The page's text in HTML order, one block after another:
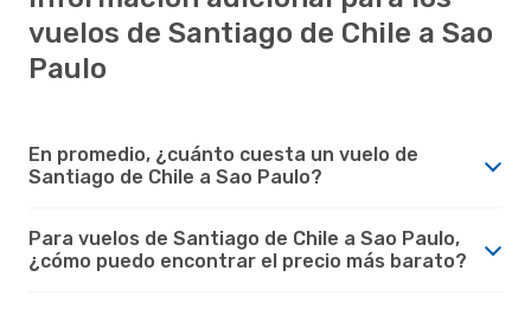
vuelos de Santiago de Chile a Sao
Paulo
En promedio, ¿cuánto cuesta un vuelo de
Santiago de Chile a Sao Paulo?
Para vuelos de Santiago de Chile a Sao Paulo,
¿cómo puedo encontrar el precio más barato?